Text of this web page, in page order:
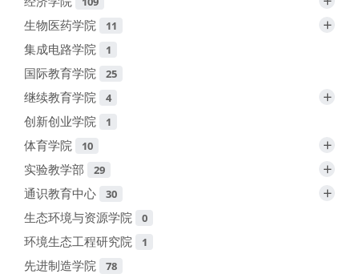
生物医药学院 11 +
集成电路学院 1
国际教育学院 25
继续教育学院 4 +
创新创业学院 1
体育学院 10 +
实验教学部 29 +
通识教育中心 30 +
生态环境与资源学院 0
环境生态工程研究院 1
先进制造学院 78